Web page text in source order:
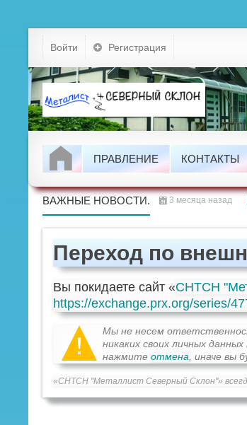
Войти Регистрация
ПРАВЛЕНИЕ КОНТАКТЫ
ВАЖНЫЕ НОВОСТИ. 3 месяца назад
Переход по
Вы покидаете сайт «СНТСН
https://exchange.prx.org/series/
Мы не несем
никаких своих личных
нажмитеотмена , иначе вы
«СНТСН "Металлист Северный Склон"»